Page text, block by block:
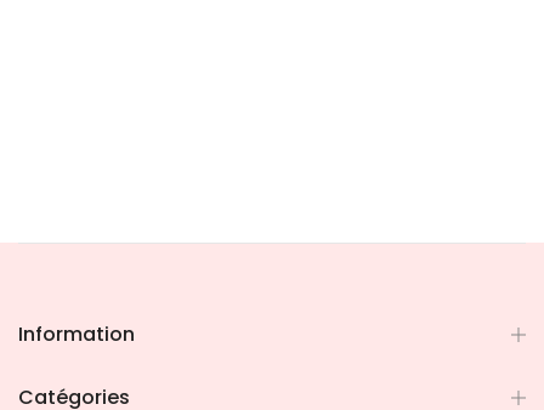
Information
Catégories